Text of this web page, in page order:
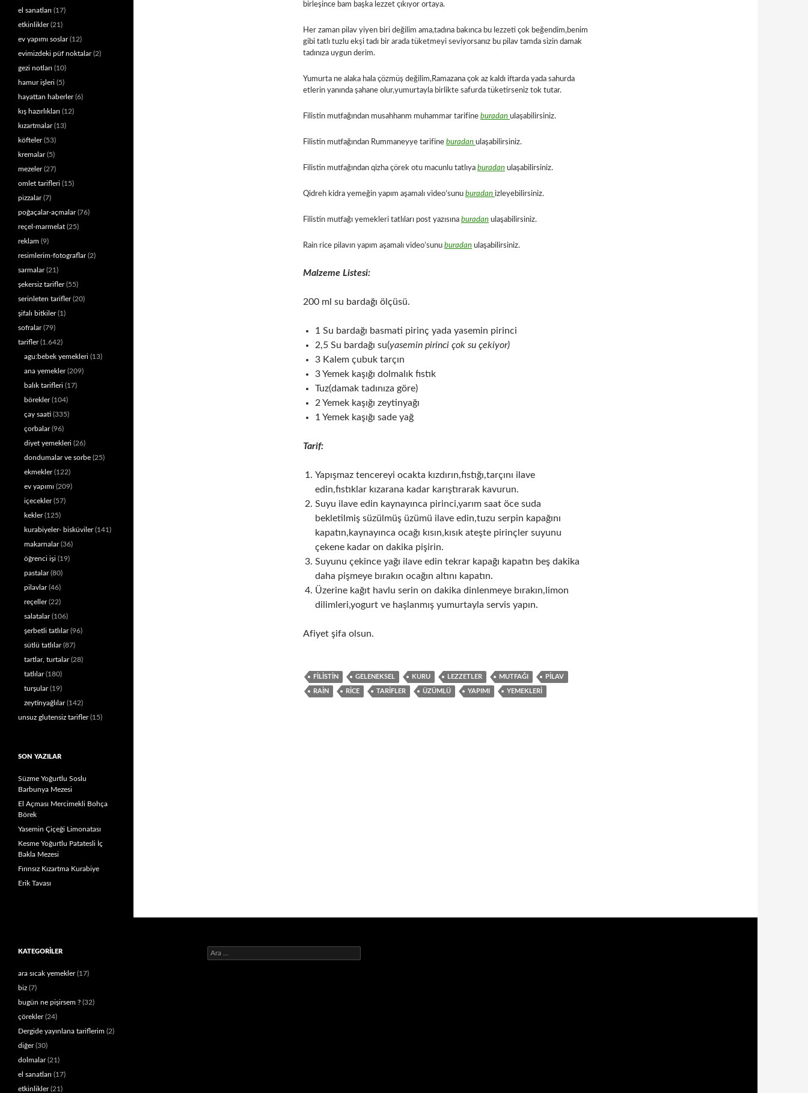
birleşince bam başka lezzet çıkıyor ortaya.
Her zaman pilav yiyen biri değilim ama,tadına bakınca bu lezzeti çok beğendim,benim
gibi tatlı tuzlu ekşi tadı bir arada tüketmeyi seviyorsanız bu pilav tamda sizin damak
tadınıza uygun derim.
Yumurta ne alaka hala çözmüş değilim,Ramazana çok az kaldı iftarda yada sahurda
etlerin yanında şahane olur,yumurtayla birlikte safurda tüketirseniz tok tutar.
Filistin mutfağından musahhanm muhammar tarifine buradan ulaşabilirsiniz.
Filistin mutfağından Rummaneyye tarifine buradan ulaşabilirsiniz.
Filistin mutfağından qizha çörek otu macunlu tatlıya buradan ulaşabilirsiniz.
Qidreh kidra yemeğin yapım aşamalı video’sunu buradan izleyebilirsiniz.
Filistin mutfağı yemekleri tatlıları post yazısına buradan ulaşabilirsiniz.
Rain rice pilavın yapım aşamalı video’sunu buradan ulaşabilirsiniz.
Malzeme Listesi:
200 ml su bardağı ölçüsü.
1 Su bardağı basmati pirinç yada yasemin pirinci
2,5 Su bardağı su(yasemin pirinci çok su çekiyor)
3 Kalem çubuk tarçın
3 Yemek kaşığı dolmalık fıstık
Tuz(damak tadınıza göre)
2 Yemek kaşığı zeytinyağı
1 Yemek kaşığı sade yağ
Tarif:
Yapışmaz tencereyi ocakta kızdırın,fıstığı,tarçını ilave
edin,fıstıklar kızarana kadar karıştırarak kavurun.
Suyu ilave edin kaynayınca pirinci,yarım saat öce suda
bekletilmiş süzülmüş üzümü ilave edin,tuzu serpin kapağını
kapatın,kaynayınca ocağı kısın,kısık ateşte pirinçler suyunu
çekene kadar on dakika pişirin.
Suyunu çekince yağı ilave edin tekrar kapağı kapatın beş dakika
daha pişmeye bırakın ocağın altını kapatın.
Üzerine kağıt havlu serin on dakika dinlenmeye bırakın,limon
dilimleri,yogurt ve haşlanmış yumurtayla servis yapın.
Afiyet şifa olsun.
FILISTIN GELENEKSEL KURU LEZZETLER MUTFAĞI PILAV
RAIN RICE TARIFLER ÜZÜMLÜ YAPIMI YEMEKLERI
el sanatları (17)
etkinlikler(21)
ev yapımı soslar(12)
evimizdeki püf noktalar(2)
gezi notları (10)
hamur işleri (5)
hayattan haberler(6)
kış hazırlıkları (12)
kızartmalar(13)
köfteler(53)
kremalar(5)
mezeler(27)
omlet tarifleri (15)
pizzalar(7)
poğaçalar-açmalar(76)
reçel-marmelat (25)
reklam (9)
resimlerim-fotograflar(2)
sarmalar(21)
şekersiz tarifler(55)
serinleten tarifler(20)
şifalı bitkiler(1)
sofralar(79)
tarifler(1.642)
agu:bebek yemekleri (13)
ana yemekler(209)
balık tarifleri (17)
börekler(104)
çay saati (335)
çorbalar(96)
diyet yemekleri (26)
dondumalar ve sorbe (25)
ekmekler(122)
ev yapımı (209)
içecekler(57)
kekler(125)
kurabiyeler- bisküviler(141)
makarnalar(36)
öğrenci işi (19)
pastalar(80)
pilavlar(46)
reçeller(22)
salatalar(106)
şerbetli tatlılar(96)
sütlü tatlılar(87)
tartlar, turtalar(28)
tatlılar(180)
turşular(19)
zeytinyağlılar(142)
unsuz glutensiz tarifler(15)
SON YAZILAR
Süzme Yoğurtlu Soslu
Barbunya Mezesi
El Açması Mercimekli Bohça
Börek
Yasemin Çiçeği Limonatası
Kesme Yoğurtlu Patatesli İç
Bakla Mezesi
Fırınsız Kızartma Kurabiye
Erik Tavası
KATEGORILER
ara sıcak yemekler(17)
biz (7)
bugün ne pişirsem ? (32)
çörekler(24)
Dergide yayınlana tariflerim (2)
diğer(30)
dolmalar(21)
el sanatları (17)
etkinlikler(21)
Arama: